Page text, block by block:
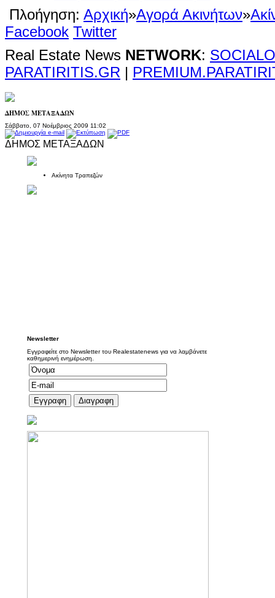
Πλοήγηση: Αρχική»Αγορά Ακινήτων»
Facebook Twitter
Real Estate News NETWORK:
PARATIRITIS.GR |
ΔΗΜΟΣ ΜΕΤΑΞΑΔΩΝ
Σάββατο, 07 Νοέμβριος 2009 11:02
ΔΗΜΟΣ ΜΕΤΑΞΑΔΩΝ
Ακίνητα Τραπεζών
Newsletter
Εγγραφείτε στο Newsletter του Realestatenews για να λαμβάνετε
καθημερινή ενημέρωση.